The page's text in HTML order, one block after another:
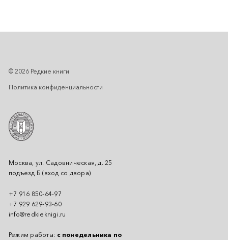
Москва, ул. Садовническая, д. 25
подъезд Б (вход со двора)
+7 916 850-64-97
+7 929 629-93-60
info@redkieknigi.ru
Режим работы: с понедельника по
© 2026 Редкие книги
Политика конфиденциальности